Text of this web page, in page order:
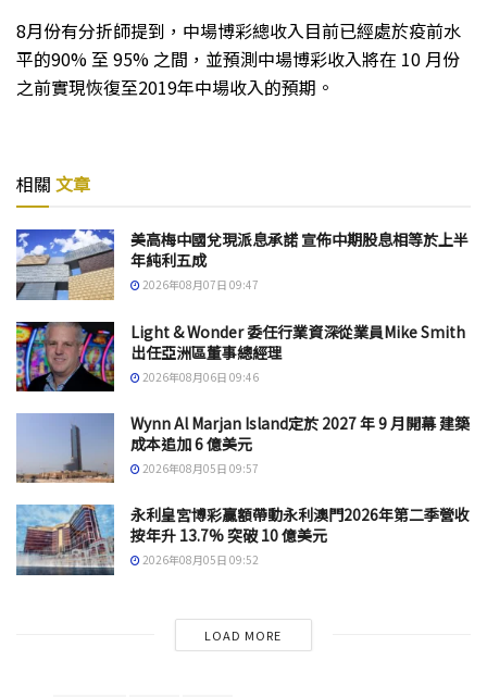
8月份有分折師提到，中場博彩總收入目前已經處於疫前水
平的90% 至 95% 之間，並預測中場博彩收入將在 10 月份
之前實現恢復至2019年中場收入的預期。
相關 文章
美高梅中國兌現派息承諾 宣佈中期股息相等於上半
年純利五成
2026年08月07日 09:47
Light & Wonder 委任行業資深從業員Mike Smith
出任亞洲區董事總經理
2026年08月06日 09:46
Wynn Al Marjan Island定於 2027 年 9 月開幕 建築
成本追加 6 億美元
2026年08月05日 09:57
永利皇宮博彩贏額帶動永利澳門2026年第二季營收
按年升 13.7% 突破 10 億美元
2026年08月05日 09:52
LOAD MORE